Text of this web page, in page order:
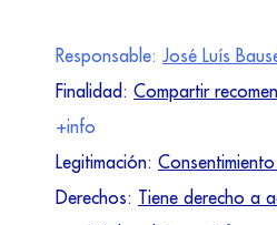
Responsable: José Luís
Finalidad: Compartir
+info
Legitimación:
Derechos: Tiene derecho a